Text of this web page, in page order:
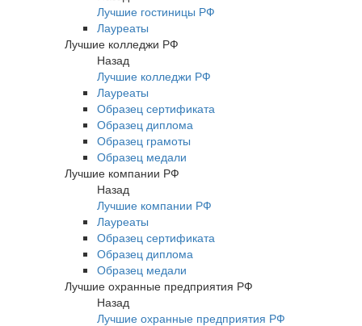
Лучшие гостиницы РФ
Лауреаты
Лучшие колледжи РФ
Назад
Лучшие колледжи РФ
Лауреаты
Образец сертификата
Образец диплома
Образец грамоты
Образец медали
Лучшие компании РФ
Назад
Лучшие компании РФ
Лауреаты
Образец сертификата
Образец диплома
Образец медали
Лучшие охранные предприятия РФ
Назад
Лучшие охранные предприятия РФ